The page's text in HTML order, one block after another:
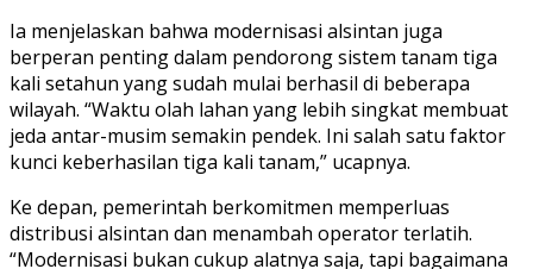
Ia menjelaskan bahwa modernisasi alsintan juga
berperan penting dalam pendorong sistem tanam tiga
kali setahun yang sudah mulai berhasil di beberapa
wilayah. “Waktu olah lahan yang lebih singkat membuat
jeda antar-musim semakin pendek. Ini salah satu faktor
kunci keberhasilan tiga kali tanam,” ucapnya.
Ke depan, pemerintah berkomitmen memperluas
distribusi alsintan dan menambah operator terlatih.
“Modernisasi bukan cukup alatnya saja, tapi bagaimana